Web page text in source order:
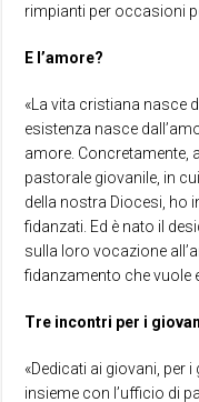
rimpianti per occasioni
E l’amore?
«La vita cristiana nasce
esistenza nasce
amore. Concretamente,
pastorale giovanile, in
della nostra Diocesi, ho
fidanzati. Ed è nato il
sulla loro vocazione
fidanzamento che vuole
Tre incontri per i
«Dedicati ai giovani, per
insieme con l’ufficio di